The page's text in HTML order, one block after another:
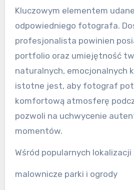
Kluczowym elementem
odpowiedniego fotografa.
profesjonalista powinien
portfolio oraz umiejętność
naturalnych, emocjonalnych
istotne jest, aby fotograf
komfortową atmosferę
pozwoli na uchwycenie
momentów.
Wśród popularnych lokalizacji
malownicze parki i ogrody